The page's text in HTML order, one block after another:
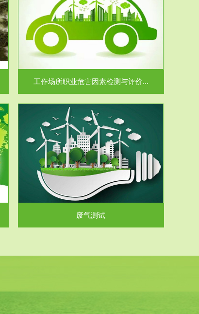
危
工作场所职业危害因素检测与评价...
废
废气测试